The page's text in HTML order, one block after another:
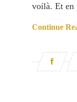
voilà. Et en
Continue